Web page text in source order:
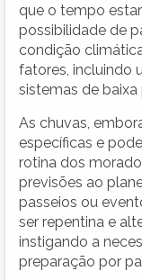
que o tempo
possibilidade de
condição
fatores, incluindo
sistemas de baixa
As chuvas,
específicas e
rotina dos
previsões ao
passeios ou
ser repentina e
instigando a
preparação por